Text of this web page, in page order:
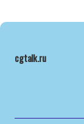
cgtalk.ru